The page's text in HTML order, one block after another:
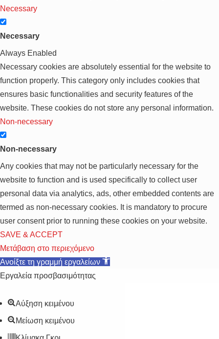
Necessary
Necessary
Always Enabled
Necessary cookies are absolutely essential for the website to
function properly. This category only includes cookies that
ensures basic functionalities and security features of the
website. These cookies do not store any personal information.
Non-necessary
Non-necessary
Any cookies that may not be particularly necessary for the
website to function and is used specifically to collect user
personal data via analytics, ads, other embedded contents are
termed as non-necessary cookies. It is mandatory to procure
user consent prior to running these cookies on your website.
SAVE & ACCEPT
Μετάβαση στο περιεχόμενο
Ανοίξτε τη γραμμή εργαλείων
Εργαλεία προσβασιμότητας
Αύξηση κειμένου
Μείωση κειμένου